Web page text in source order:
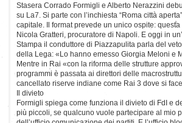
Stasera Corrado Formigli e Alberto Nerazzini
su La7. Si parte con l’inchiesta “Roma città
capitale. Il format prevede un unico ospite:
Nicola Gratteri, procuratore di Napoli. E oggi in
Stampa il conduttore di Piazzapulita parla del
della Lega: «Lo hanno emesso Giorgia Meloni e
Mentre in Rai «con la riforma delle strutture
programmi è passata ai direttori delle
cancellato riserve indiane come Rai 3 dove si
Il divieto
Formigli spiega come funziona il divieto di FdI e
più piccoli, se qualcuno vuole partecipare al mio